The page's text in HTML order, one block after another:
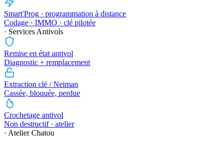
Smart'Prog · programmation à distance
Codage · IMMO · clé pilotée
· Services Antivols
Remise en état antivol
Diagnostic + remplacement
Extraction clé / Neiman
Cassée, bloquée, perdue
Crochetage antivol
Non destructif · atelier
· Atelier Chatou